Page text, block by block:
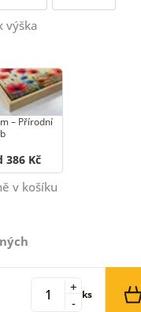
výška
–⁠⁠⁠⁠⁠⁠ Přírodní
386 Kč
v košíku
-
+ ks